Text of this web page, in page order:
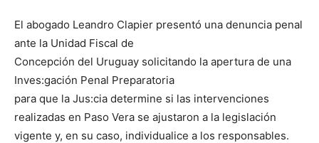
El abogado Leandro Clapier presentó una denuncia penal
ante la Unidad Fiscal de
Concepción del Uruguay solicitando la apertura de una
Inves:gación Penal Preparatoria
para que la Jus:cia determine si las intervenciones
realizadas en Paso Vera se ajustaron a la legislación
vigente y, en su caso, individualice a los responsables.